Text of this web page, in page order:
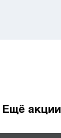
Ещё акции